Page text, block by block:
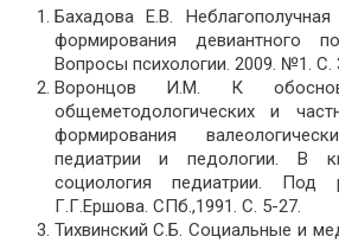
Бахадова Е.В.
формирования девиантного
Вопросы психологии. 2009. №1. С.
Воронцов И.М. К
общеметодологических и
формирования
педиатрии и педологии. В
социология педиатрии.
Г.Г.Ершова. СПб.,1991. С. 5-27.
Тихвинский С.Б. Социальные и